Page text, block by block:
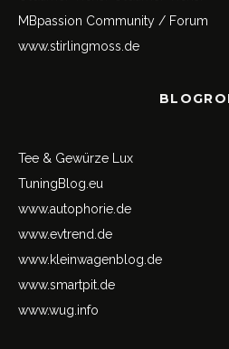
MBpassion Community / Forum
www.stirlingmoss.de
Tee & Gewürze Lux
TuningBlog.eu
www.autophorie.de
www.evtrend.de
www.kleinwagenblog.de
www.smartpit.de
www.wug.info